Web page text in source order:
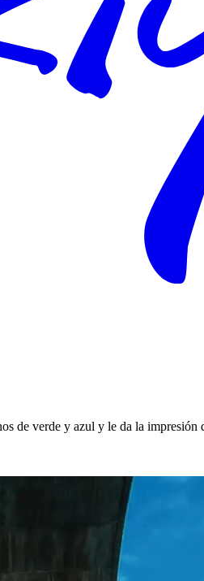
de verde y azul y le da la impresión